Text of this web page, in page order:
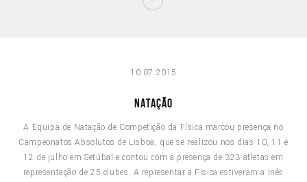
10.07.2015
Natação
A Equipa de Natação de Competição da Física marcou presença no
Campeonatos Absolutos de Lisboa, que se realizou nos dias 10, 11 e
12 de julho em Setúbal e contou com a presença de 323 atletas em
representação de 25 clubes. A representar a Física estiveram a Inês